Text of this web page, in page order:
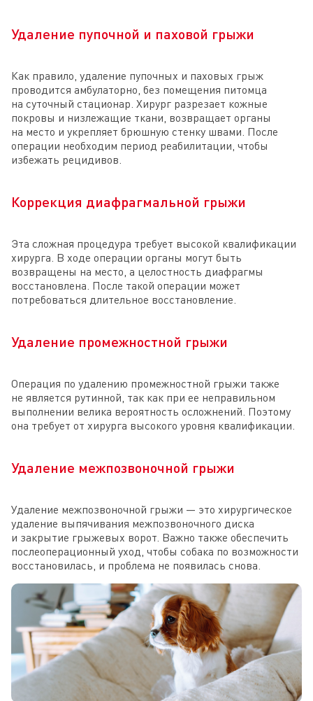
Удаление пупочной и паховой грыжи
Как правило, удаление пупочных и паховых грыж
проводится амбулаторно, без помещения питомца
на суточный стационар. Хирург разрезает кожные
покровы и низлежащие ткани, возвращает органы
на место и укрепляет брюшную стенку швами. После
операции необходим период реабилитации, чтобы
избежать рецидивов.
Коррекция диафрагмальной грыжи
Эта сложная процедура требует высокой квалификации
хирурга. В ходе операции органы могут быть
возвращены на место, а целостность диафрагмы
восстановлена. После такой операции может
потребоваться длительное восстановление.
Удаление промежностной грыжи
Операция по удалению промежностной грыжи также
не является рутинной, так как при ее неправильном
выполнении велика вероятность осложнений. Поэтому
она требует от хирурга высокого уровня квалификации.
Удаление межпозвоночной грыжи
Удаление межпозвоночной грыжи — это хирургическое
удаление выпячивания межпозвоночного диска
и закрытие грыжевых ворот. Важно также обеспечить
послеоперационный уход, чтобы собака по возможности
восстановилась, и проблема не появилась снова.